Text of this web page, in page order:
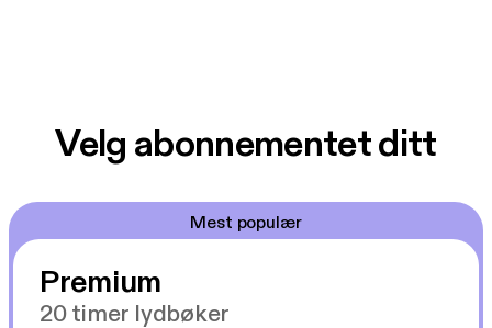
Velg abonnementet ditt
Mest populær
Premium
20 timer lydbøker